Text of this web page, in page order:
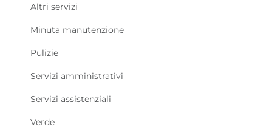
Altri servizi
Minuta manutenzione
Pulizie
Servizi amministrativi
Servizi assistenziali
Verde